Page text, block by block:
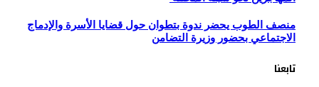
منصف الطوب يحضر ندوة بتطوان حول قضايا الأسرة والإدماج
الاجتماعي بحضور وزيرة التضامن
تابعنا